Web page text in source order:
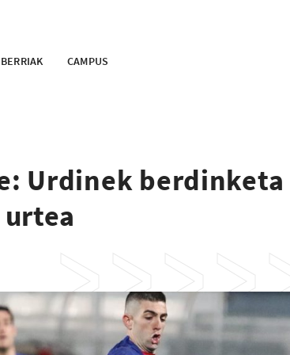
BERRIAK CAMPUS
Urdinek berdinketa